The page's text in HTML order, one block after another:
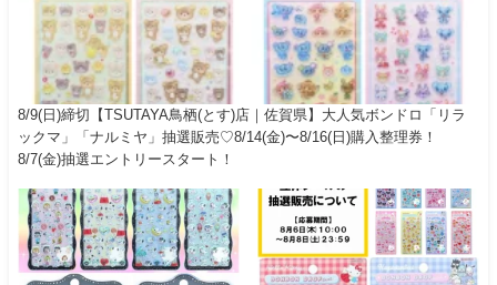
8/9(日)締切【TSUTAYA鳥栖(とす)店｜佐賀県】大人気ボンドロ「リラ
ックマ」「ナルミヤ」抽選販売♡8/14(金)〜8/16(日)購入整理券！
8/7(金)抽選エントリースタート！